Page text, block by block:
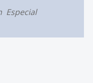
Especial